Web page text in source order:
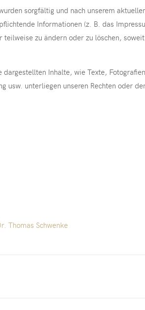
sorgfältig und nach unserem
Informationen (z. B. das
zu ändern oder zu löschen,
Inhalte, wie Texte,
usw. unterliegen unseren Rechten oder
Thomas Schwenke